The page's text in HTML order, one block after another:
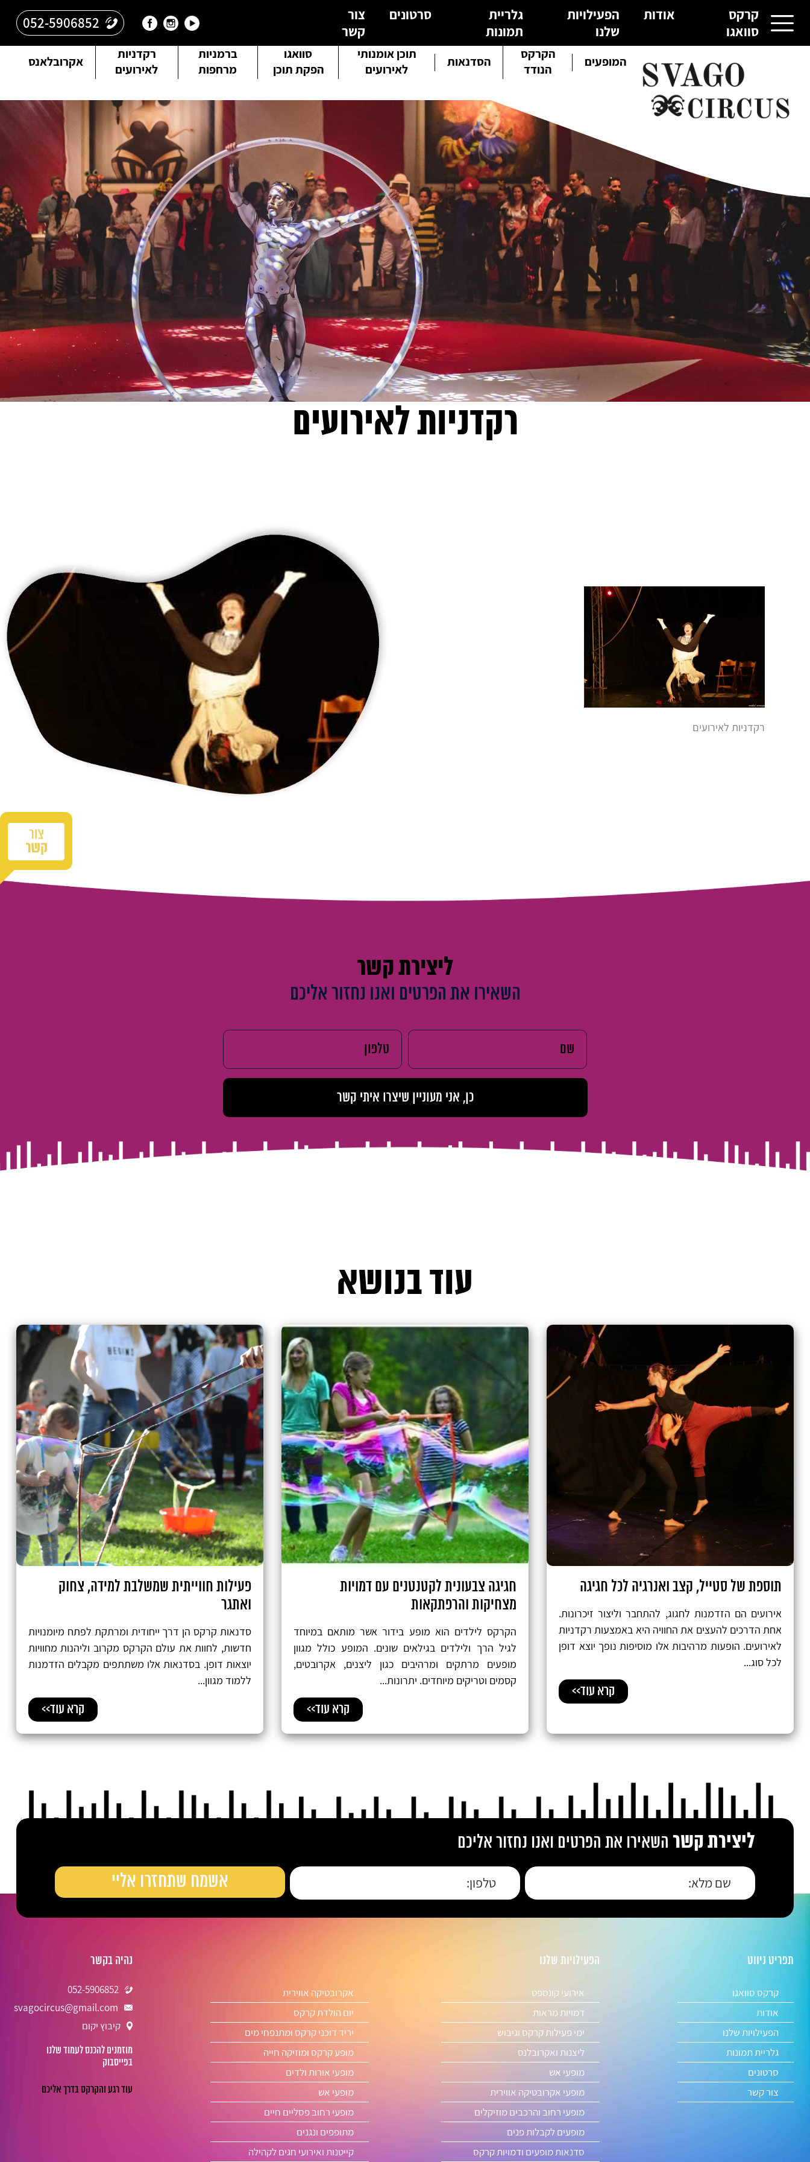
אודות
הפעילויות שלנו
קרקס
סוואגו
אודות
הפעילויות
שלנו
גלריית
תמונות
סרטונים
צור
קשר
052-5906852
המופעים
הקרקס
הנודד
הסדנאות
תוכן אומנותי
לאירועים
סוואגו
הפקת תוכן
ברמניות
מרחפות
רקדניות
לאירועים
אקרובלאנס
רקדניות לאירועים
רקדניות לאירועים
ליצירת קשר
השאירו את הפרטים ואנו נחזור אליכם
עוד בנושא
תוספת של סטייל, קצב ואנרגיה לכל חגיגה
אירועים הם הזדמנות לחגוג, להתחבר וליצור זיכרונות.
אחת הדרכים להעצים את החוויה היא באמצעות רקדניות
לאירועים. הופעות מרהיבות אלו מוסיפות נופך יוצא דופן
לכל סוג...
קרא עוד>>
חגיגה צבעונית לקטנטנים עם דמויות
מצחיקות והרפתקאות
הקרקס לילדים הוא מופע בידור אשר מותאם במיוחד
לגיל הרך ולילדים בגילאים שונים. המופע כולל מגוון
מופעים מרתקים ומרהיבים כגון ליצנים, אקרובטים,
קסמים וטריקים מיוחדים. יתרונות...
קרא עוד>>
פעילות חווייתית שמשלבת למידה, צחוק
ואתגר
סדנאות קרקס הן דרך ייחודית ומרתקת לפתח מיומנויות
חדשות, לחוות את עולם הקרקס מקרוב וליהנות מחוויות
יוצאות דופן. בסדנאות אלו משתתפים מקבלים הזדמנות
ללמוד מגוון...
קרא עוד>>
ליצירת קשר השאירו את הפרטים ואנו נחזור אליכם
תפריט ניווט
קרקס סוואגו
אודות
הפעילויות שלנו
גלריית תמונות
סרטונים
צור קשר
הפעילויות שלנו
אירועי קונספט
אקרובטיקה אווירית
דמויות מראות
יום הולדת קרקס
ימי פעילות קרקס וגיבוש
יריד דוכני קרקס ומתנפחי מים
ליצנות ואקרובלנס
מופע קרקס ומוזיקה חייה
מופעי אש
מופעי אורות ולדים
מופעי אקרובטיקה אווירית
מופעי אש
מופעי רחוב והרכבים מוזיקלים
מופעי רחוב פסליים חיים
מופעים לקבלות פנים
מתופפים ונגנים
סדנאות מופעים ודמויות קרקס
קייטנות ואירועי חגים לקהילה
נהיה בקשר
052-5906852
svagocircus@gmail.com
קיבוץ יקום
מוזמנים להכנס לעמוד שלנו
בפייסבוק